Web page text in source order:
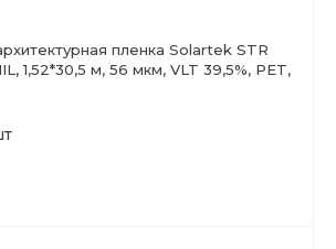
пленка Solartek STR
1,52*30,5 м, 56 мкм, VLT 39,5%, PET,